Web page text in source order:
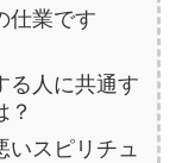
仕業です
る人に共通す
？
いスピリチュ